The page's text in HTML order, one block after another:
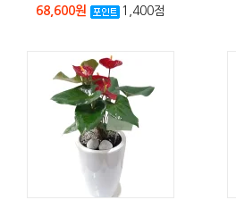
68,600원
1,400점